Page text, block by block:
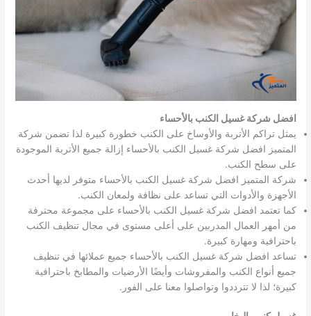
افضل شركة غسيل الكنب بالأحساء
يمثل تراكم الأتربة والأوساخ على الكنب خطورة كبيرة لذا تضمن شركة
المتميز افضل شركة غسيل الكنب بالأحساء إزالة جميع الأتربة الموجودة
على سطح الكنب.
شركة المتميز افضل شركة غسيل الكنب بالأحساء متوفر لديها أحدث
الأجهزة والأدوات التي تساعد على نظافة ولمعان الكنب.
كما تعتمد افضل شركة غسيل الكنب بالأحساء على مجموعة محترفة
من أمهر العمال المدربين على أعلى مستوى في مجال تنظيف الكنب
باحترافية ومهارة كبيرة.
تساعد افضل شركة غسيل الكنب بالأحساء جميع عملائها في تنظيف
جميع أنواع الكنب والمفروشات وأيضًا الأرضيات والمطابخ باحترافية
كبيرة؛ لذا لا تترددوا وتواصلوا معنا على الفور.